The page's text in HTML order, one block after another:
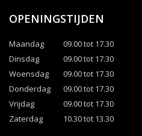
OPENINGSTIJDEN
Maandag
09.00 tot 17.30
Dinsdag
09.00 tot 17.30
Woensdag
09.00 tot 17.30
Donderdag
09.00 tot 17.30
Vrijdag
09.00 tot 17.30
Zaterdag
10.30 tot 13.30